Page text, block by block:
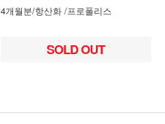
4개월분/항산화 /프로폴리스
SOLD OUT